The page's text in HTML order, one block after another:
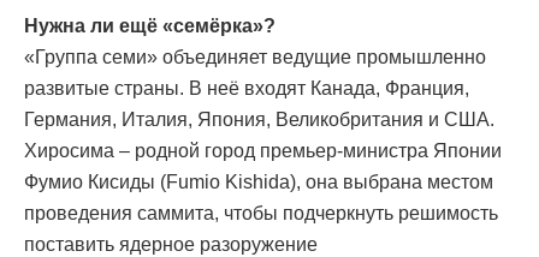
Нужна ли ещё «семёрка»?
«Группа семи» объединяет ведущие промышленно
развитые страны. В неё входят Канада, Франция,
Германия, Италия, Япония, Великобритания и США.
Хиросима – родной город премьер-министра Японии
Фумио Кисиды (Fumio Kishida), она выбрана местом
проведения саммита, чтобы подчеркнуть решимость
поставить ядерное разоружение